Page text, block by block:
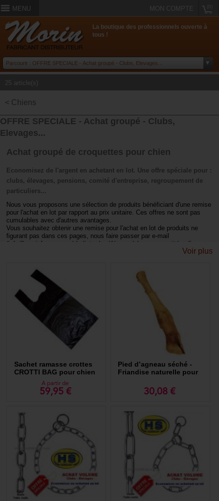
MENU MON COMPTE
La boutique des professionnels ouverte à
tous !
25 article(s)
< Chiens
OFFRE SPECIALE - Achat groupé - Clubs,
Elevages...
Achat groupé de croquettes pour chien
Economisez de l'argent en achetant en lot. Une offre spéciale pour :
clubs, élevages, pensions, comité d'entreprise, regroupement de
particuliers...
Nous vous proposons une sélection de produits bénéficiant d'une remise
pour l'achat en lot par rapport au prix unitaire. Ces offres ne sont pas
cumulables avec d'autres avantages.
Vous souhaitez obtenir une remise pour l'achat en lot de produits ne
figurant pas dans ces pages, nous faire passer par e-mail
(info@morinfrance.com) la liste de référence(s) avec quantités afin
d'établir une offre. Merci d'indiquer vos coordonnés complet afin deVoir plus
Sachet ramasse crottes
CROTTI BAG pour chien
A partir de
59,95 €
Pied d’agneau séché -
Friandise naturelle pour
30,08 €